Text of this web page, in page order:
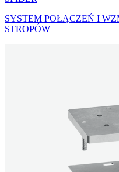
SYSTEM POŁĄCZEŃ I
STROPÓW